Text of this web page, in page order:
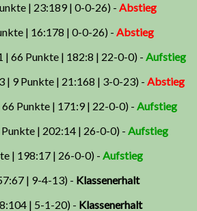
| 23:189 | 0-0-26) - Abstieg
| 16:178 | 0-0-26) - Abstieg
| 66 Punkte | 182:8 | 22-0-0) - Aufstieg
| 9 Punkte | 21:168 | 3-0-23) - Abstieg
Punkte | 171:9 | 22-0-0) - Aufstieg
| 202:14 | 26-0-0) - Aufstieg
| 198:17 | 26-0-0) - Aufstieg
| 9-4-13) - Klassenerhalt
| 5-1-20) - Klassenerhalt